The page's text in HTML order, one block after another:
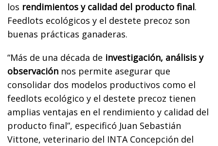
los rendimientos y calidad del producto final.
Feedlots ecológicos y el destete precoz son
buenas prácticas ganaderas.
“Más de una década de investigación, análisis y
observación nos permite asegurar que
consolidar dos modelos productivos como el
feedlots ecológico y el destete precoz tienen
amplias ventajas en el rendimiento y calidad del
producto final”, especificó Juan Sebastián
Vittone, veterinario del INTA Concepción del